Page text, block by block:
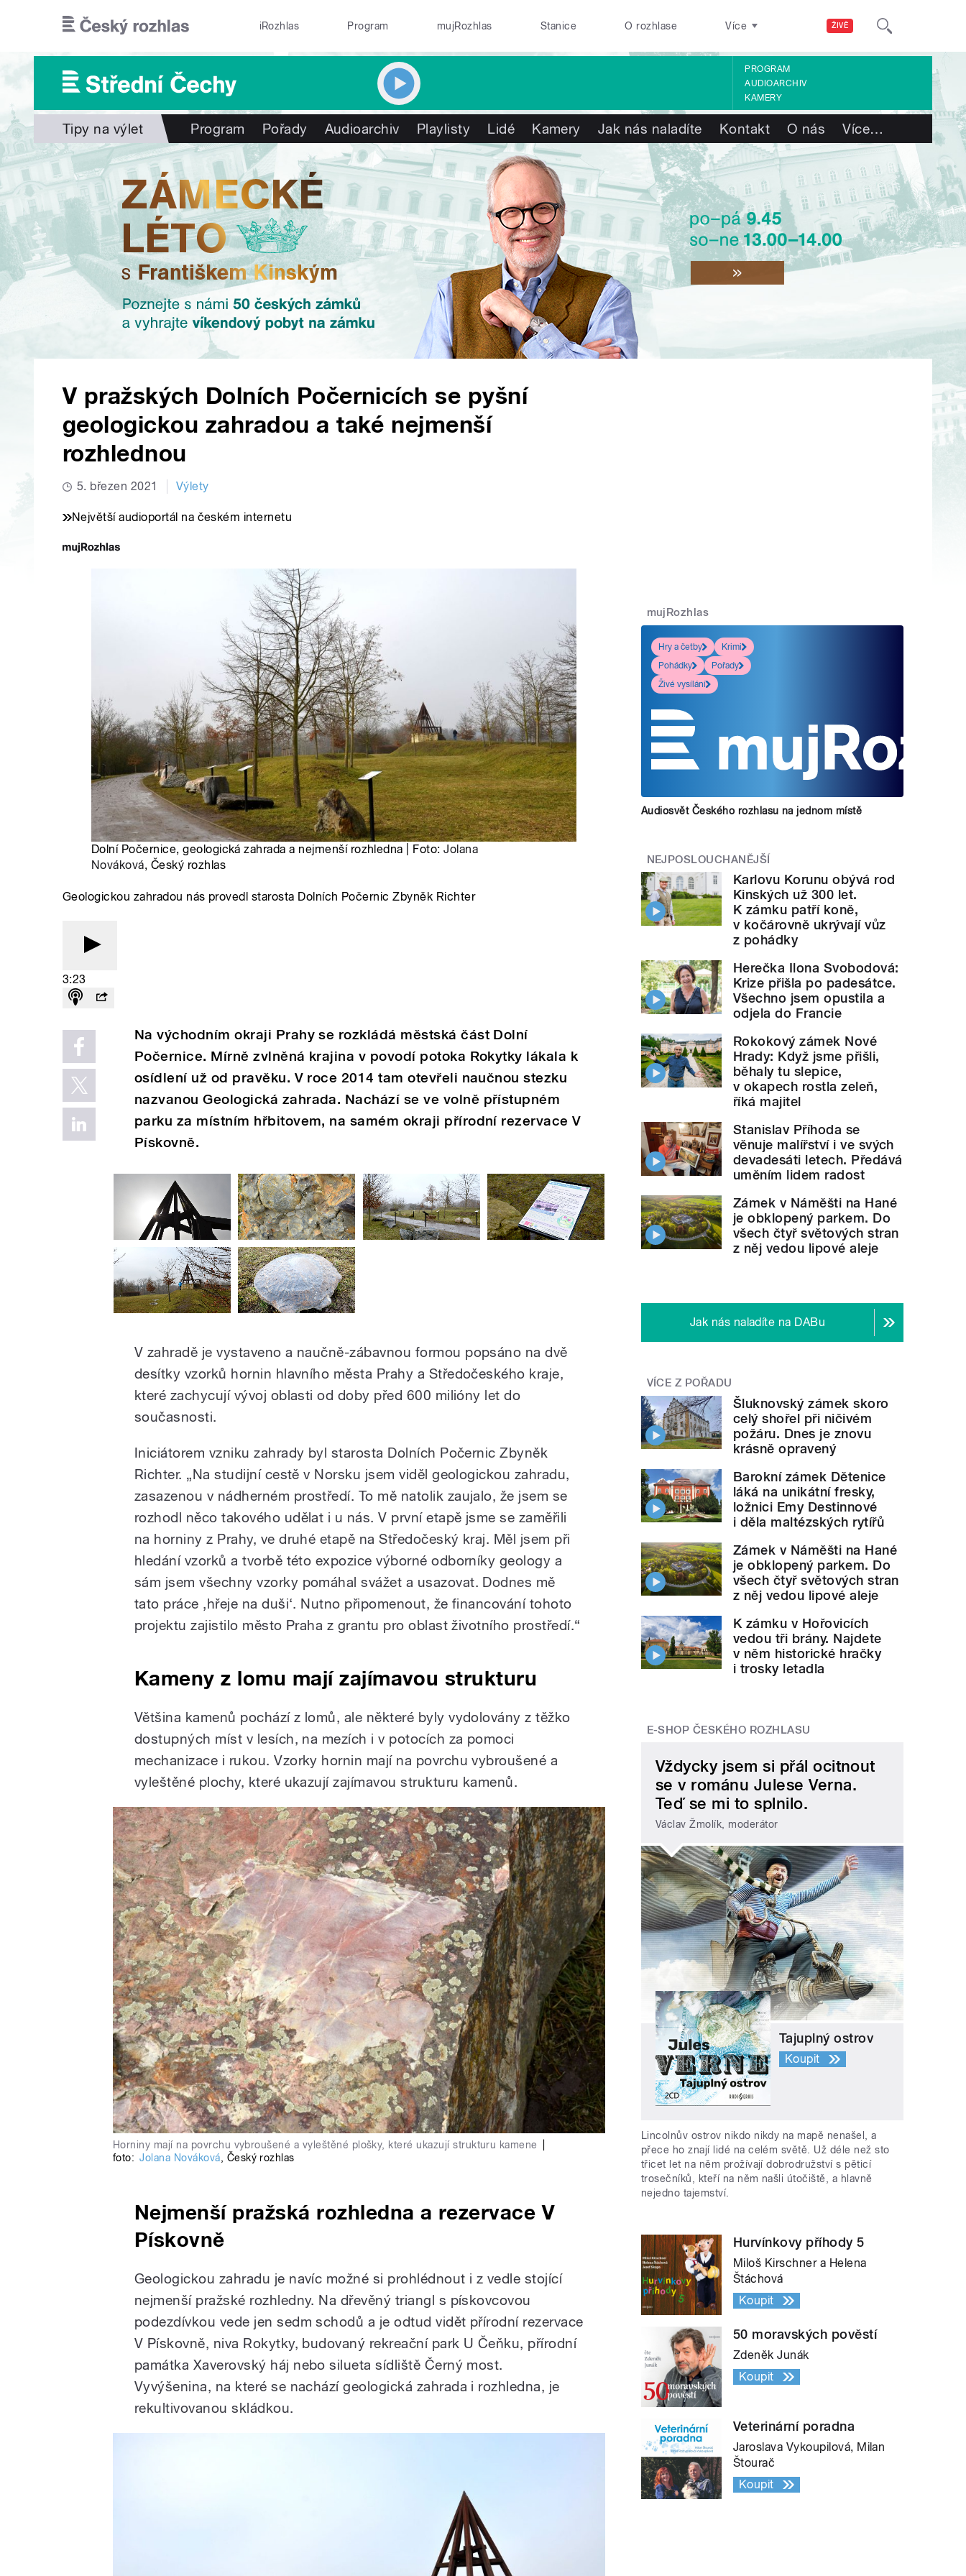
ŽIVĚ
iRozhlas Program mujRozhlas Stanice O rozhlase Více
PROGRAM
AUDIOARCHIV
KAMERY
Tipy na výlet Program Pořady Audioarchiv Playlisty Lidé Kamery Jak nás naladíte Kontakt O nás Více…
V pražských Dolních Počernicích se pyšní
geologickou zahradou a také nejmenší
rozhlednou
5. březen 2021 Výlety
Největší audioportál na českém internetu
Dolní Počernice, geologická zahrada a nejmenší rozhledna | Foto:Jolana
Nováková, Český rozhlas
Geologickou zahradou nás provedl starosta Dolních Počernic Zbyněk Richter
3:23
Na východním okraji Prahy se rozkládá městská část Dolní
Počernice. Mírně zvlněná krajina v povodí potoka Rokytky lákala k
osídlení už od pravěku. V roce 2014 tam otevřeli naučnou stezku
nazvanou Geologická zahrada. Nachází se ve volně přístupném
parku za místním hřbitovem, na samém okraji přírodní rezervace V
Pískovně.
V zahradě je vystaveno a naučně-zábavnou formou popsáno na dvě
desítky vzorků hornin hlavního města Prahy a Středočeského kraje,
které zachycují vývoj oblasti od doby před 600 milióny let do
současnosti.
Iniciátorem vzniku zahrady byl starosta Dolních Počernic Zbyněk
Richter. „Na studijní cestě v Norsku jsem viděl geologickou zahradu,
zasazenou v nádherném prostředí. To mě natolik zaujalo, že jsem se
rozhodl něco takového udělat i u nás. V první etapě jsme se zaměřili
na horniny z Prahy, ve druhé etapě na Středočeský kraj. Měl jsem při
hledání vzorků a tvorbě této expozice výborné odborníky geology a
sám jsem všechny vzorky pomáhal svážet a usazovat. Dodnes mě
tato práce ‚hřeje na duši‘. Nutno připomenout, že financování tohoto
projektu zajistilo město Praha z grantu pro oblast životního prostředí.“
Kameny z lomu mají zajímavou strukturu
Většina kamenů pochází z lomů, ale některé byly vydolovány z těžko
dostupných míst v lesích, na mezích i v potocích za pomoci
mechanizace i rukou. Vzorky hornin mají na povrchu vybroušené a
vyleštěné plochy, které ukazují zajímavou strukturu kamenů.
Horniny mají na povrchu vybroušené a vyleštěné plošky, které ukazují strukturu kamene
foto: Jolana Nováková, Český rozhlas
Nejmenší pražská rozhledna a rezervace V
Pískovně
Geologickou zahradu je navíc možné si prohlédnout i z vedle stojící
nejmenší pražské rozhledny. Na dřevěný triangl s pískovcovou
podezdívkou vede jen sedm schodů a je odtud vidět přírodní rezervace
V Pískovně, niva Rokytky, budovaný rekreační park U Čeňku, přírodní
památka Xaverovský háj nebo silueta sídliště Černý most.
Vyvýšenina, na které se nachází geologická zahrada i rozhledna, je
rekultivovanou skládkou.
mujRozhlas
Hry a četby
Krimi
Pohádky
Pořady
Živé vysílání
Audiosvět Českého rozhlasu na jednom místě
NEJPOSLOUCHANĚJŠÍ
Karlovu Korunu obývá rod
Kinských už 300 let.
K zámku patří koně,
v kočárovně ukrývají vůz
z pohádky
Herečka Ilona Svobodová:
Krize přišla po padesátce.
Všechno jsem opustila a
odjela do Francie
Rokokový zámek Nové
Hrady: Když jsme přišli,
běhaly tu slepice,
v okapech rostla zeleň,
říká majitel
Stanislav Příhoda se
věnuje malířství i ve svých
devadesáti letech. Předává
uměním lidem radost
Zámek v Náměšti na Hané
je obklopený parkem. Do
všech čtyř světových stran
z něj vedou lipové aleje
Jak nás naladíte na DABu
VÍCE Z POŘADU
Šluknovský zámek skoro
celý shořel při ničivém
požáru. Dnes je znovu
krásně opravený
Barokní zámek Dětenice
láká na unikátní fresky,
ložnici Emy Destinnové
i děla maltézských rytířů
Zámek v Náměšti na Hané
je obklopený parkem. Do
všech čtyř světových stran
z něj vedou lipové aleje
K zámku v Hořovicích
vedou tři brány. Najdete
v něm historické hračky
i trosky letadla
E-SHOP ČESKÉHO ROZHLASU
Vždycky jsem si přál ocitnout
se v románu Julese Verna.
Teď se mi to splnilo.
Václav Žmolík, moderátor
Tajuplný ostrov
Koupit
Lincolnův ostrov nikdo nikdy na mapě nenašel, a
přece ho znají lidé na celém světě. Už déle než sto
třicet let na něm prožívají dobrodružství s pěticí
trosečníků, kteří na něm našli útočiště, a hlavně
nejedno tajemství.
Hurvínkovy příhody 5
Miloš Kirschner a Helena
Štáchová
Koupit
50 moravských pověstí
Zdeněk Junák
Koupit
Veterinární poradna
Jaroslava Vykoupilová, Milan
Štourač
Koupit